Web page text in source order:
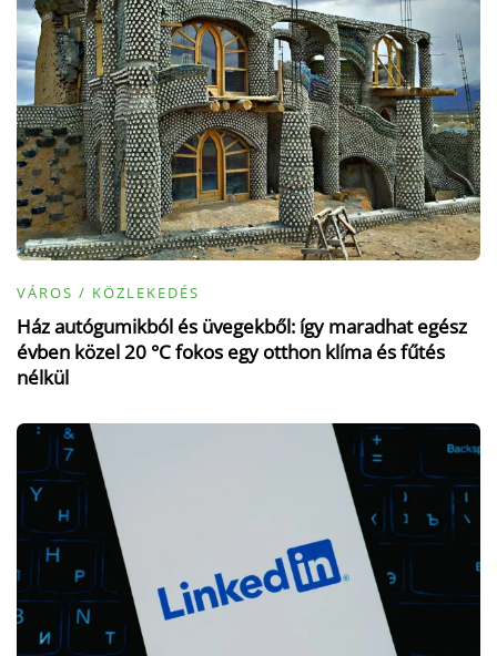
VÁROS / KÖZLEKEDÉS
Ház autógumikból és üvegekből: így maradhat egész
évben közel 20 °C fokos egy otthon klíma és fűtés
nélkül